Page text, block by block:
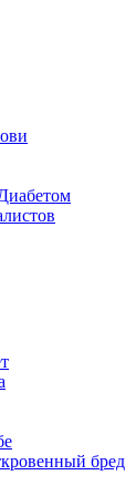
бред